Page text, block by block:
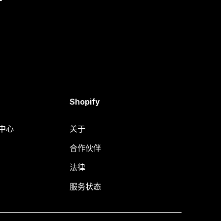
心
Shopify
关于
合作伙伴
法律
服务状态